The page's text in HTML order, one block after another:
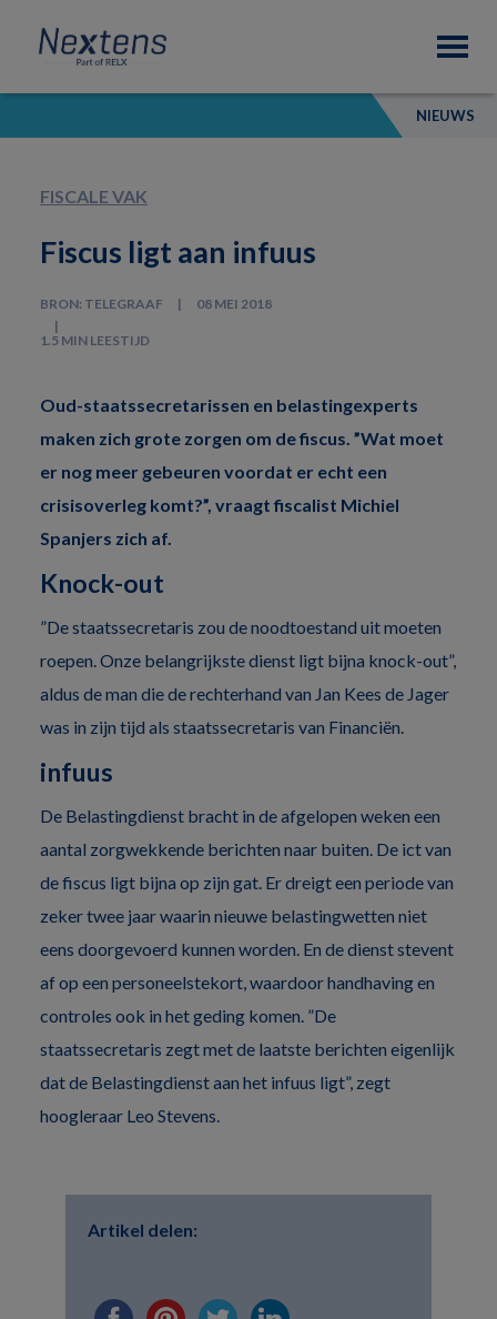
primary
navigation
content
footer
Nextens
Fiscaal
partner
van
NIEUWS
FISCALE VAK
Fiscus ligt aan infuus
BRON: TELEGRAAF 08 MEI 2018
1.5 MIN LEESTIJD
Oud-staatssecretarissen en belastingexperts
maken zich grote zorgen om de fiscus. ”Wat moet
er nog meer gebeuren voordat er echt een
crisisoverleg komt?”, vraagt fiscalist Michiel
Spanjers zich af.
Knock-out
”De staatssecretaris zou de noodtoestand uit moeten
roepen. Onze belangrijkste dienst ligt bijna knock-out”,
aldus de man die de rechterhand van Jan Kees de Jager
was in zijn tijd als staatssecretaris van Financiën.
infuus
De Belastingdienst bracht in de afgelopen weken een
aantal zorgwekkende berichten naar buiten. De ict van
de fiscus ligt bijna op zijn gat. Er dreigt een periode van
zeker twee jaar waarin nieuwe belastingwetten niet
eens doorgevoerd kunnen worden. En de dienst stevent
af op een personeelstekort, waardoor handhaving en
controles ook in het geding komen. ”De
staatssecretaris zegt met de laatste berichten eigenlijk
dat de Belastingdienst aan het infuus ligt”, zegt
hoogleraar Leo Stevens.
Artikel delen: